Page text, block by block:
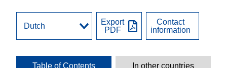
Export
PDF
Contact
information
Table of Contents In other countries